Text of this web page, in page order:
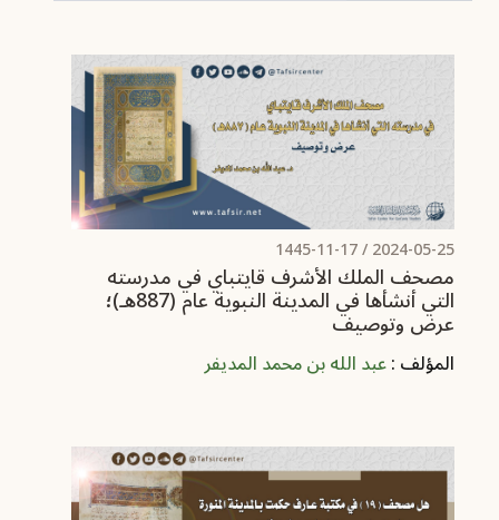
2024-05-25
/ 1445-11-17
مصحف الملك الأشرف قايتباي في مدرسته
التي أنشأها في المدينة النبوية عام (887هـ)؛
عرض وتوصيف
المؤلف :عبد الله بن محمد المديفر